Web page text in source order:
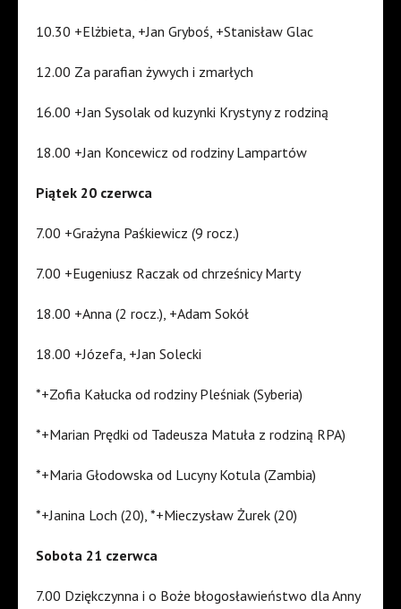
10.30 +Elżbieta, +Jan Gryboś, +Stanisław Glac
12.00 Za parafian żywych i zmarłych
16.00 +Jan Sysolak od kuzynki Krystyny z rodziną
18.00 +Jan Koncewicz od rodziny Lampartów
Piątek 20 czerwca
7.00 +Grażyna Paśkiewicz (9 rocz.)
7.00 +Eugeniusz Raczak od chrześnicy Marty
18.00 +Anna (2 rocz.), +Adam Sokół
18.00 +Józefa, +Jan Solecki
*+Zofia Kałucka od rodziny Pleśniak (Syberia)
*+Marian Prędki od Tadeusza Matuła z rodziną RPA)
*+Maria Głodowska od Lucyny Kotula (Zambia)
*+Janina Loch (20), *+Mieczysław Żurek (20)
Sobota 21 czerwca
7.00 Dziękczynna i o Boże błogosławieństwo dla Anny